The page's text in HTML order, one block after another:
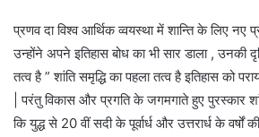
प्रणव दा विश्व आर्थिक व्वयस्था में शान्ति के लिए नए
उन्होंने अपने इतिहास बोध का भी सार डाला , उनकी
तत्व है ” शांति समृद्धि का पहला तत्व है इतिहास को
| परंतु विकास और प्रगति के जगमगाते हुए पुरस्कार
कि युद्ध से 20 वीं सदी के पूर्वार्ध और उत्तरार्ध के